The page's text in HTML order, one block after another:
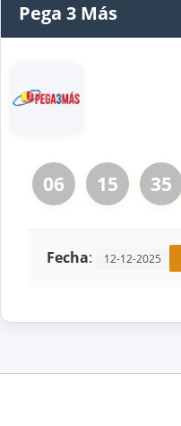
Pega 3 Más
06 15 35
Fecha: 12-12-2025